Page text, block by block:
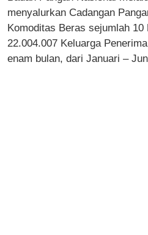
menyalurkan Cadangan
Komoditas Beras sejumlah 10
22.004.007 Keluarga
enam bulan, dari Januari –